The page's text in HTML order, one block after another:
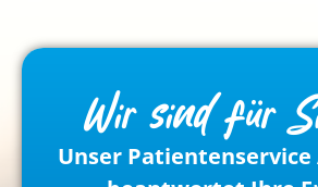
Wir sind für
Unser